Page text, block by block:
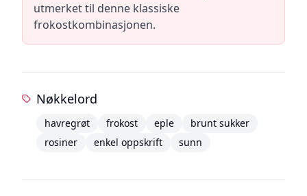
utmerket til denne klassiske
frokostkombinasjonen.
Nøkkelord
havregrøt frokost eple
brunt sukker
rosiner
enkel oppskrift sunn